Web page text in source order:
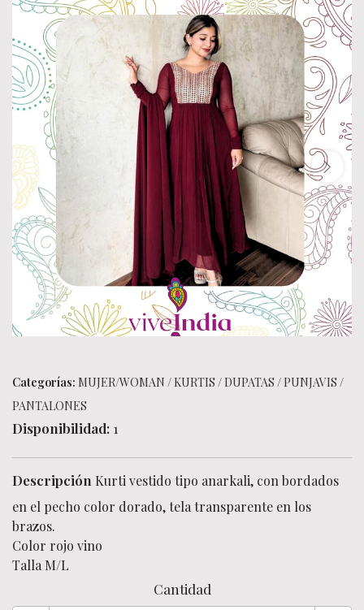
Categorías: MUJER/WOMAN /KURTIS /DUPATAS / PUNJAVIS /
PANTALONES
Disponibilidad: 1
Descripción Kurti vestido tipo anarkali, con bordados
en el pecho color dorado, tela transparente en los
brazos.
Color rojo vino
Talla M/L
Cantidad